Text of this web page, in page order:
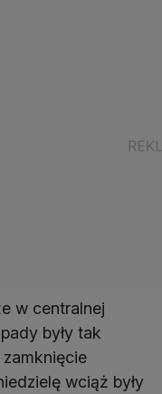
w centralnej
były tak
wciąż były